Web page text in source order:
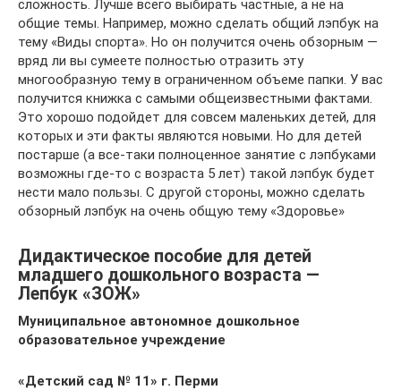
сложность. Лучше всего выбирать частные, а не на
общие темы. Например, можно сделать общий лэпбук на
тему «Виды спорта». Но он получится очень обзорным —
вряд ли вы сумеете полностью отразить эту
многообразную тему в ограниченном объеме папки. У вас
получится книжка с самыми общеизвестными фактами.
Это хорошо подойдет для совсем маленьких детей, для
которых и эти факты являются новыми. Но для детей
постарше (а все-таки полноценное занятие с лэпбуками
возможны где-то с возраста 5 лет) такой лэпбук будет
нести мало пользы. С другой стороны, можно сделать
обзорный лэпбук на очень общую тему «Здоровье»
Дидактическое пособие для детей
младшего дошкольного возраста —
Лепбук «ЗОЖ»
Муниципальное автономное дошкольное
образовательное учреждение
«Детский сад № 11» г. Перми